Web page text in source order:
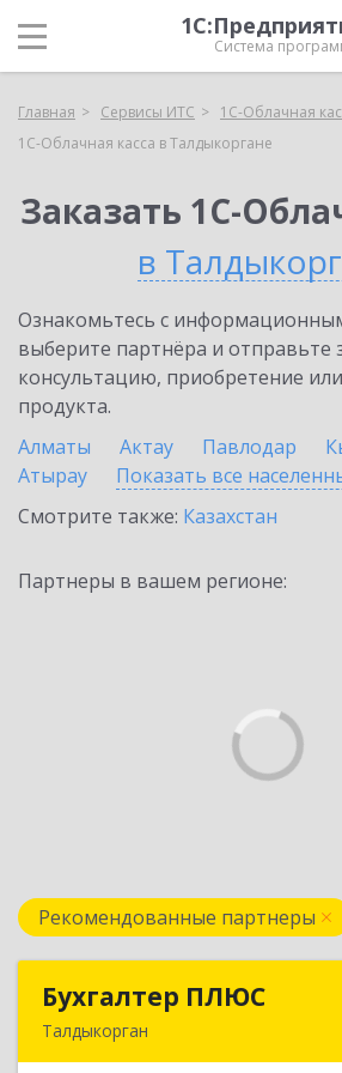
Система
Главная Сервисы ИТС
1С-Облачная
1С-Облачная касса в Талдыкоргане
Заказать 1С-
в
Ознакомьтесь с
выберите партнёра и отправьте
консультацию, приобретение
продукта.
Алматы
Актау Павлодар
Атырау
Показать все
Смотрите также: Казахстан
Партнеры в вашем регионе:
Рекомендованные партнеры
Бухгалтер ПЛЮС
Талдыкорган